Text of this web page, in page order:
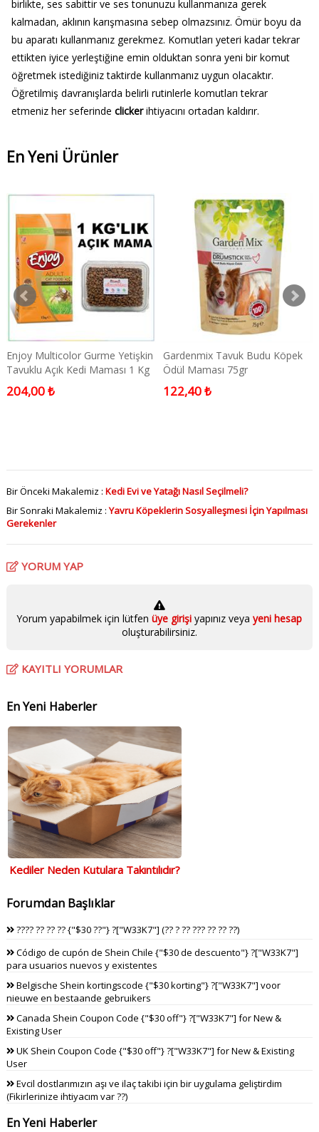
birlikte, ses sabittir ve ses tonunuzu kullanmanıza gerek
kalmadan, aklının karışmasına sebep olmazsınız. Ömür boyu da
bu aparatı kullanmanız gerekmez. Komutları yeteri kadar tekrar
ettikten iyice yerleştiğine emin olduktan sonra yeni bir komut
öğretmek istediğiniz taktirde kullanmanız uygun olacaktır.
Öğretilmiş davranışlarda belirli rutinlerle komutları tekrar
etmeniz her seferinde clickerihtiyacını ortadan kaldırır.
En Yeni Ürünler
Enjoy Multicolor Gurme Yetişkin
Tavuklu Açık Kedi Maması 1 Kg
204,00 ₺
Gardenmix Tavuk Budu Köpek
Ödül Maması 75gr
122,40 ₺
Bir Önceki Makalemiz : Kedi Evi ve Yatağı Nasıl Seçilmeli?
Bir Sonraki Makalemiz :Yavru Köpeklerin Sosyalleşmesi İçin Yapılması
Gerekenler
YORUM YAP
Yorum yapabilmek için lütfenüye girişiyapınız veya yeni hesap
oluşturabilirsiniz.
KAYITLI YORUMLAR
En Yeni Haberler
Kediler Neden Kutulara Takıntılıdır?
Forumdan Başlıklar
???? ?? ?? ?? {"$30 ??"} ?["W33K7"] (?? ? ?? ??? ?? ?? ??)
Código de cupón de Shein Chile {"$30 de descuento"} ?["W33K7"]
para usuarios nuevos y existentes
Belgische Shein kortingscode {"$30 korting"} ?["W33K7"] voor
nieuwe en bestaande gebruikers
Canada Shein Coupon Code {"$30 off"} ?["W33K7"] for New &
Existing User
UK Shein Coupon Code {"$30 off"} ?["W33K7"] for New & Existing
User
Evcil dostlarımızın aşı ve ilaç takibi için bir uygulama geliştirdim
(Fikirlerinize ihtiyacım var ??)
En Yeni Haberler